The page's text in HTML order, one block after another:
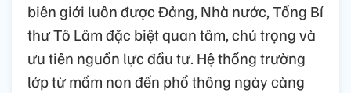
biên giới luôn được Đảng, Nhà nước, Tổng Bí
thư Tô Lâm đặc biệt quan tâm, chú trọng và
ưu tiên nguồn lực đầu tư. Hệ thống trường
lớp từ mầm non đến phổ thông ngày càng